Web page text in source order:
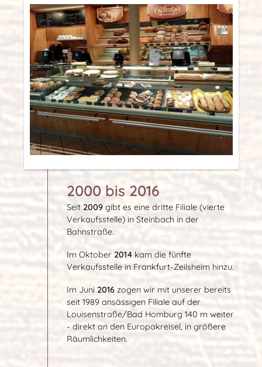
2000 bis 2016
Seit 2009gibt es eine dritte Filiale (vierte
Verkaufsstelle) in Steinbach in der
Bahnstraße.
Im Oktober 2014kam die fünfte
Verkaufsstelle in Frankfurt-Zeilsheim hinzu.
Im Juni 2016zogen wir mit unserer bereits
seit 1989 ansässigen Filiale auf der
Louisenstraße/Bad Homburg 140 m weiter
- direkt an den Europakreisel, in größere
Räumlichkeiten.